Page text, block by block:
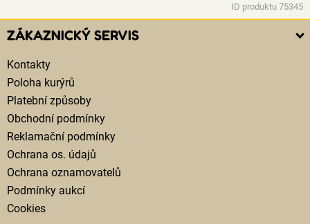
ID produktu 75345
ZÁKAZNICKÝ SERVIS
Kontakty
Poloha kurýrů
Platební způsoby
Obchodní podmínky
Reklamační podmínky
Ochrana os. údajů
Ochrana oznamovatelů
Podmínky aukcí
Cookies